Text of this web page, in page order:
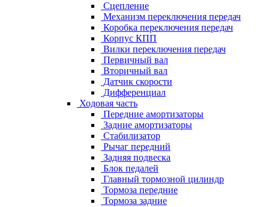
Сцепление
Механизм переключения передач
Коробка переключения передач
Корпус КПП
Вилки переключения передач
Первичный вал
Вторичный вал
Датчик скорости
Дифференциал
Ходовая часть
Передние амортизаторы
Задние амортизаторы
Стабилизатор
Рычаг передний
Задняя подвеска
Блок педалей
Главный тормозной цилиндр
Тормоза передние
Тормоза задние